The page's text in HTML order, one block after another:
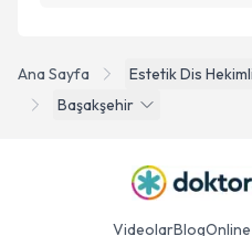
Ana Sayfa Estetik Dis
Başakşehir
VideolarBlog